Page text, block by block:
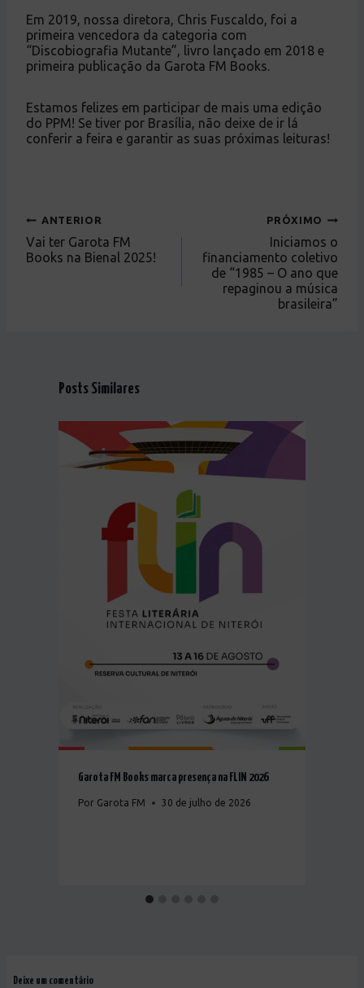
Em 2019, nossa diretora, Chris Fuscaldo, foi a
primeira vencedora da categoria com
“Discobiografia Mutante”, livro lançado em 2018 e
primeira publicação da Garota FM Books.
Estamos felizes em participar de mais uma edição
do PPM! Se tiver por Brasília, não deixe de ir lá
conferir a feira e garantir as suas próximas leituras!
ANTERIOR
Vai ter Garota FM
Books na Bienal 2025!
PRÓXIMO
Iniciamos o
financiamento coletivo
de “1985 – O ano que
repaginou a música
brasileira”
Posts Similares
Garota FM Books marca presença na FLIN 2026
Por Garota FM 30 de julho de 2026
Deixe um comentário